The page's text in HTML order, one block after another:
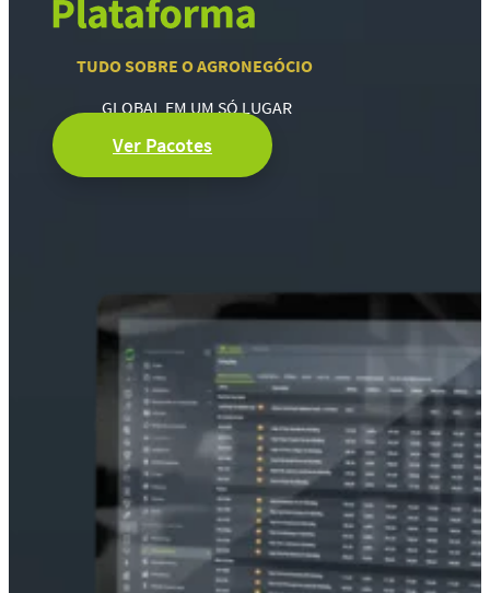
TUDO SOBRE O AGRONEGÓCIO
GLOBAL EM UM SÓ LUGAR
Ver Pacotes